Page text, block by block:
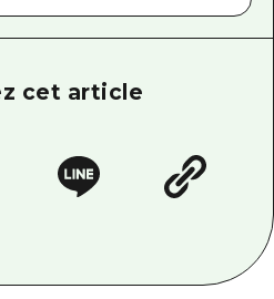
cet article